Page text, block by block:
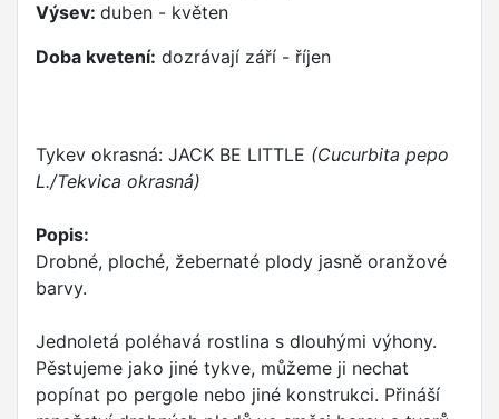
Výsev: duben - květen
Doba kvetení: dozrávají září - říjen
Tykev okrasná: JACK BE LITTLE (Cucurbita pepo
L./Tekvica okrasná)
Popis:
Drobné, ploché, žebernaté plody jasně oranžové
barvy.
Jednoletá poléhavá rostlina s dlouhými výhony.
Pěstujeme jako jiné tykve, můžeme ji nechat
popínat po pergole nebo jiné konstrukci. Přináší